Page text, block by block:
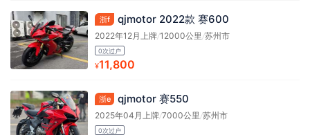
浙f qjmotor 2022款 赛600
2022年12月上牌/12000公里 /苏州市
0次过户
¥11,800
浙e qjmotor 赛550
2025年04月上牌/7000公里 /苏州市
0次过户